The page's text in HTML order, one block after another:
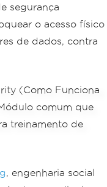
segurança
o acesso físico
de dados, contra
, engenharia social